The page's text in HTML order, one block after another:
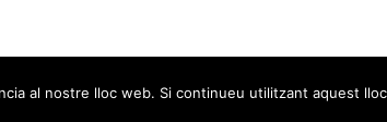
al nostre lloc web. Si continueu utilitzant aquest